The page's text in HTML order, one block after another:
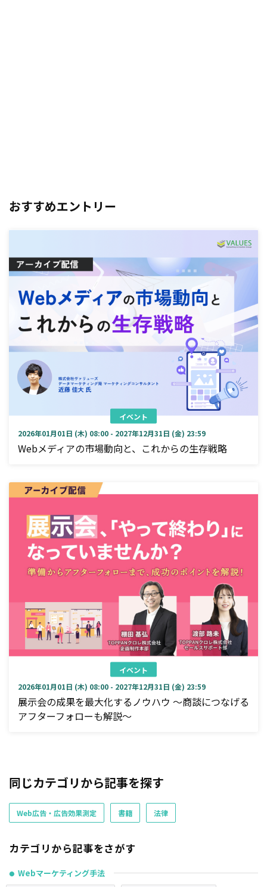
おすすめエントリー
イベント
2026年01月01日 (木) 08:00 - 2027年12月31日 (金) 23:59
Webメディアの市場動向と、これからの生存戦略
イベント
2026年01月01日 (木) 08:00 - 2027年12月31日 (金) 23:59
展示会の成果を最大化するノウハウ ～商談につなげる
アフターフォローも解説～
同じカテゴリから記事を探す
Web広告・広告効果測定 書籍 法律
カテゴリから記事をさがす
● Webマーケティング手法